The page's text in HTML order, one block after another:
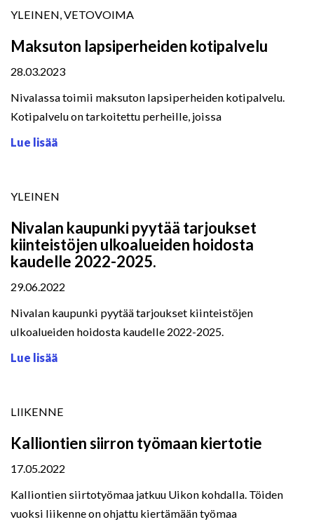
YLEINEN, VETOVOIMA
Maksuton lapsiperheiden kotipalvelu
28.03.2023
Nivalassa toimii maksuton lapsiperheiden kotipalvelu.
Kotipalvelu on tarkoitettu perheille, joissa
Lue lisää
YLEINEN
Nivalan kaupunki pyytää tarjoukset
kiinteistöjen ulkoalueiden hoidosta
kaudelle 2022-2025.
29.06.2022
Nivalan kaupunki pyytää tarjoukset kiinteistöjen
ulkoalueiden hoidosta kaudelle 2022-2025.
Lue lisää
LIIKENNE
Kalliontien siirron työmaan kiertotie
17.05.2022
Kalliontien siirtotyömaa jatkuu Uikon kohdalla. Töiden
vuoksi liikenne on ohjattu kiertämään työmaa